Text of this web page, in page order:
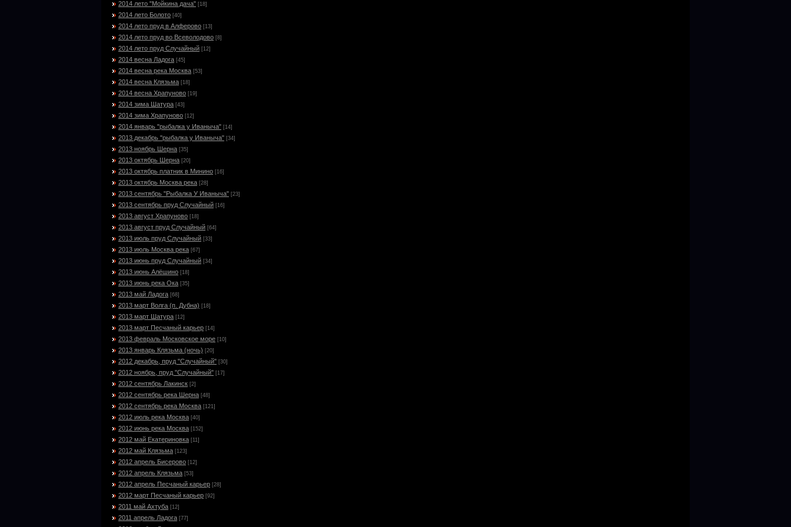
2014 лето "Мойкина дача" [18]
2014 лето Болото [40]
2014 лето пруд в Алферово [13]
2014 лето пруд во Всеволодово [8]
2014 лето пруд Случайный [12]
2014 весна Ладога [45]
2014 весна река Москва [53]
2014 весна Клязьма [18]
2014 весна Храпуново [19]
2014 зима Шатура [43]
2014 зима Храпуново [12]
2014 январь "рыбалка у Иваныча" [14]
2013 декабрь "рыбалка у Иваныча" [34]
2013 ноябрь Шерна [35]
2013 октябрь Шерна [20]
2013 октябрь платник в Минино [16]
2013 октябрь Москва река [28]
2013 сентябрь "Рыбалка У Иваныча" [23]
2013 сентябрь пруд Случайный [16]
2013 август Храпуново [18]
2013 август пруд Случайный [64]
2013 июль пруд Случайный [33]
2013 июль Москва река [67]
2013 июнь пруд Случайный [34]
2013 июнь Алёшино [18]
2013 июнь река Ока [35]
2013 май Ладога [68]
2013 март Волга (п. Дубна) [18]
2013 март Шатура [12]
2013 март Песчаный карьер [14]
2013 февраль Московское море [10]
2013 январь Клязьма (ночь) [20]
2012 декабрь, пруд "Случайный" [30]
2012 ноябрь, пруд "Случайный" [17]
2012 сентябрь Лакинск [2]
2012 сентябрь река Шерна [48]
2012 сентябрь река Москва [121]
2012 июль река Москва [40]
2012 июнь река Москва [152]
2012 май Екатериновка [11]
2012 май Клязьма [123]
2012 апрель Бисерово [12]
2012 апрель Клязьма [53]
2012 апрель Песчаный карьер [28]
2012 март Песчаный карьер [92]
2011 май Ахтуба [12]
2011 апрель Ладога [77]